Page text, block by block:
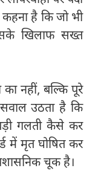
है कि जो भी
खिलाफ सख्त
नहीं, बल्कि पूरे
उठता है कि
गलती कैसे कर
में मृत घोषित कर
चूक है।